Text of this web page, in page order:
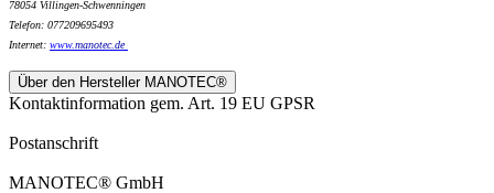
78054 Villingen-Schwenningen
Telefon: 077209695493
Internet: www.manotec.de
Über den Hersteller MANOTEC®
Kontaktinformation gem. Art. 19 EU GPSR
Postanschrift
MANOTEC® GmbH